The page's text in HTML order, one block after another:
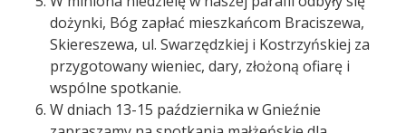
dożynki, Bóg zapłać mieszkańcom Braciszewa,
Skiereszewa, ul. Swarzędzkiej i Kostrzyńskiej za
przygotowany wieniec, dary, złożoną ofiarę i
wspólne spotkanie.
W dniach 13-15 października w Gnieźnie